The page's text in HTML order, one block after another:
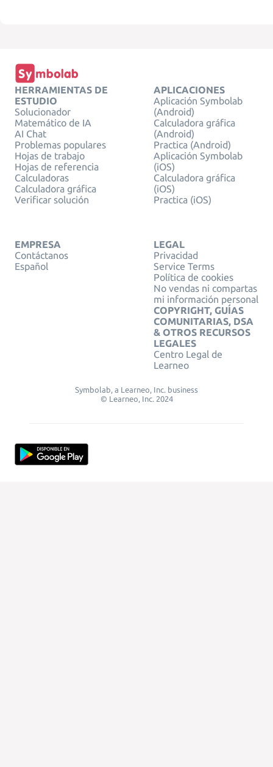
HERRAMIENTAS DE
ESTUDIO
Solucionador
Matemático de IA
AI Chat
Problemas populares
Hojas de trabajo
Hojas de referencia
Calculadoras
Calculadora gráfica
Verificar solución
APLICACIONES
Aplicación Symbolab
(Android)
Calculadora gráfica
(Android)
Practica (Android)
Aplicación Symbolab
(iOS)
Calculadora gráfica
(iOS)
Practica (iOS)
EMPRESA
Contáctanos
Español
LEGAL
Privacidad
Service Terms
Política de cookies
No vendas ni compartas
mi información personal
COPYRIGHT, GUÍAS
COMUNITARIAS, DSA
& OTROS RECURSOS
LEGALES
Centro Legal de
Learneo
Symbolab, a Learneo, Inc. business
© Learneo, Inc. 2024